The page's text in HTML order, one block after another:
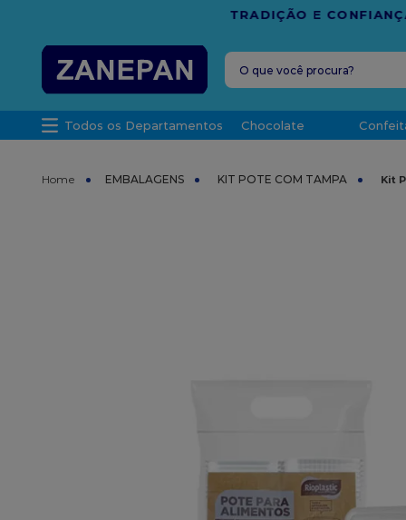
FRETE
O que você procura?
Todos os Departamentos Chocolate
EMBALAGENS KIT POTE COM TAMPA Kit
caixa